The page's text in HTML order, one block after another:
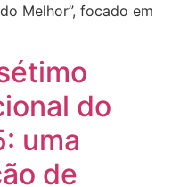
Melhor”, focado em
do
uma
de